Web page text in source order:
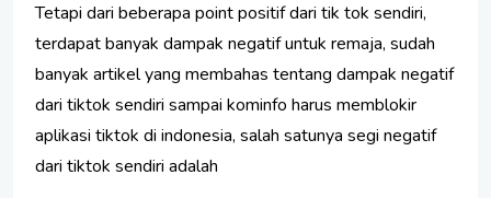
Tetapi dari beberapa point positif dari tik tok sendiri,
terdapat banyak dampak negatif untuk remaja, sudah
banyak artikel yang membahas tentang dampak negatif
dari tiktok sendiri sampai kominfo harus memblokir
aplikasi tiktok di indonesia, salah satunya segi negatif
dari tiktok sendiri adalah